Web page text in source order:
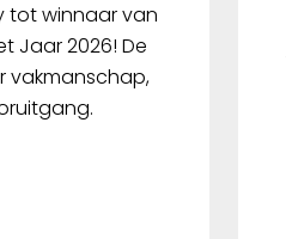
tot winnaar van
Jaar 2026! De
vakmanschap,